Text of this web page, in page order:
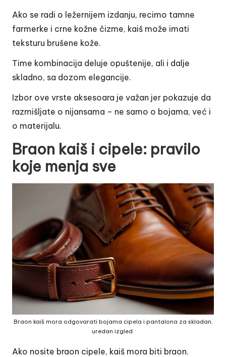
Ako se radi o ležernijem izdanju, recimo tamne
farmerke i crne kožne čizme, kaiš može imati
teksturu brušene kože.
Time kombinacija deluje opuštenije, ali i dalje
skladno, sa dozom elegancije.
Izbor ove vrste aksesoara je važan jer pokazuje da
razmišljate o nijansama – ne samo o bojama, već i
o materijalu.
Braon kaiš i cipele: pravilo
koje menja sve
Braon kaiš mora odgovarati bojama cipela i pantalona za skladan,
uredan izgled.
Ako nosite braon cipele, kaiš mora biti braon.